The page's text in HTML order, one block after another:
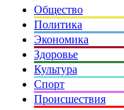
Общество
Политика
Экономика
Здоровье
Культура
Спорт
Происшествия